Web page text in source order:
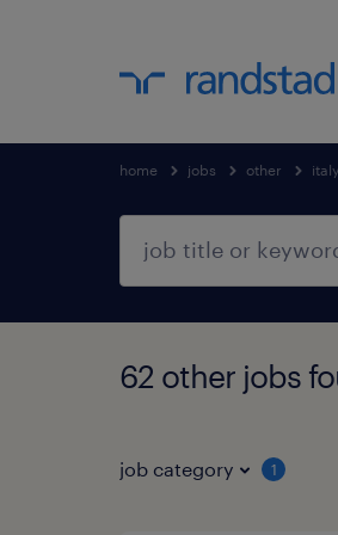
home jobs other italy
62 other jobs
job category 1